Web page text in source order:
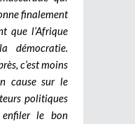
finalement
que l’Afrique
démocratie.
c’est moins
cause sur le
politiques
le bon